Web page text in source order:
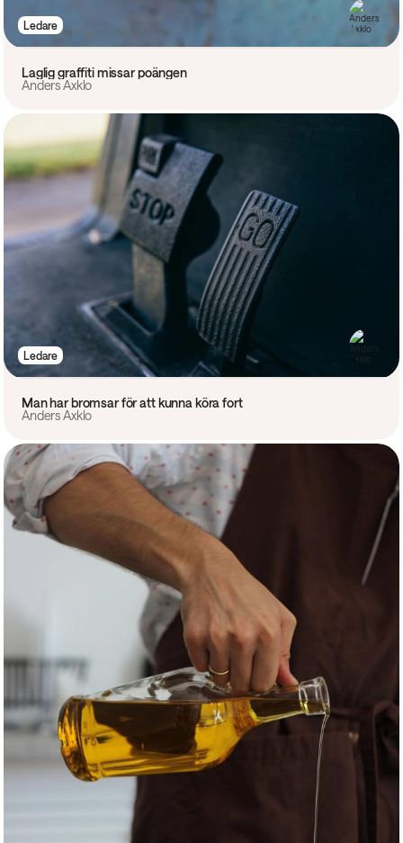
Ledare
Laglig graffiti missar poängen
Anders Axklo
Ledare
Man har bromsar för att kunna köra fort
Anders Axklo